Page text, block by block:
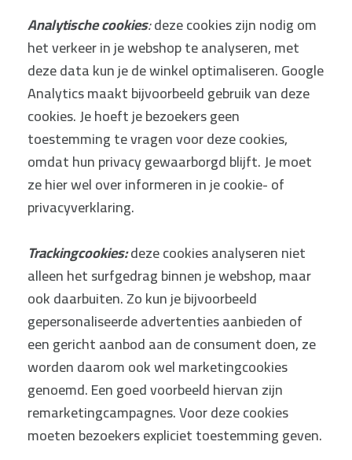
Analytische cookies:deze cookies zijn nodig om
het verkeer in je webshop te analyseren, met
deze data kun je de winkel optimaliseren. Google
Analytics maakt bijvoorbeeld gebruik van deze
cookies. Je hoeft je bezoekers geen
toestemming te vragen voor deze cookies,
omdat hun privacy gewaarborgd blijft. Je moet
ze hier wel over informeren in je cookie- of
privacyverklaring.
Trackingcookies:deze cookies analyseren niet
alleen het surfgedrag binnen je webshop, maar
ook daarbuiten. Zo kun je bijvoorbeeld
gepersonaliseerde advertenties aanbieden of
een gericht aanbod aan de consument doen, ze
worden daarom ook wel marketingcookies
genoemd. Een goed voorbeeld hiervan zijn
remarketingcampagnes. Voor deze cookies
moeten bezoekers expliciet toestemming geven.